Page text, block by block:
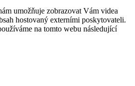
umožňuje zobrazovat Vám videa
hostovaný externími poskytovateli.
na tomto webu následující